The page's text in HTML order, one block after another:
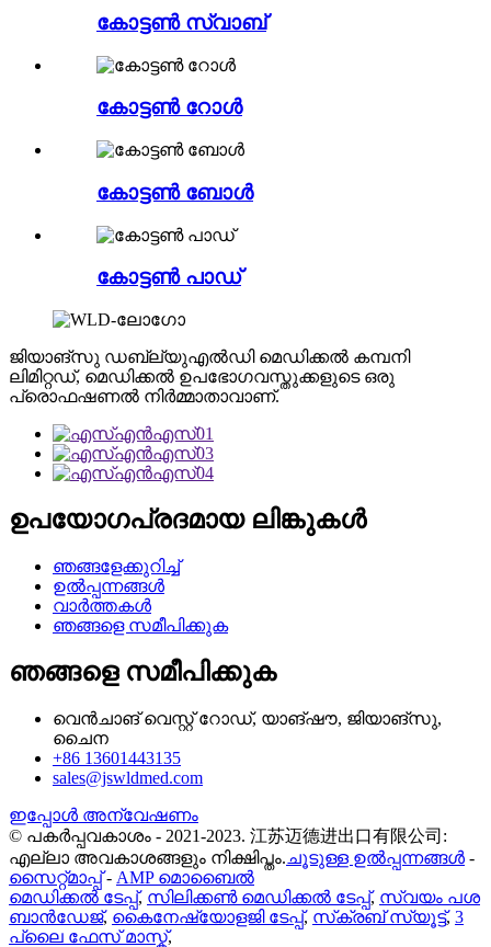
കോട്ടൺ സ്വാബ്
കോട്ടൺ റോൾ
കോട്ടൺ ബോൾ
കോട്ടൺ പാഡ്
ജിയാങ്‌സു ഡബ്ല്യുഎൽഡി മെഡിക്കൽ കമ്പനി
ലിമിറ്റഡ്, മെഡിക്കൽ ഉപഭോഗവസ്തുക്കളുടെ ഒരു
പ്രൊഫഷണൽ നിർമ്മാതാവാണ്.
ഉപയോഗപ്രദമായ ലിങ്കുകൾ
ഞങ്ങളേക്കുറിച്ച്
ഉൽപ്പന്നങ്ങൾ
വാർത്തകൾ
ഞങ്ങളെ സമീപിക്കുക
ഞങ്ങളെ സമീപിക്കുക
വെൻചാങ് വെസ്റ്റ് റോഡ്, യാങ്‌ഷൗ, ജിയാങ്‌സു,
ചൈന
+86 13601443135
sales@jswldmed.com
ഇപ്പോൾ അന്വേഷണം
© പകർപ്പവകാശം - 2021-2023. 江苏迈德进出口有限公司:
എല്ലാ അവകാശങ്ങളും നിക്ഷിപ്തം. ചൂടുള്ള ഉൽപ്പന്നങ്ങൾ -
സൈറ്റ്മാപ്പ്- AMP മൊബൈൽ
മെഡിക്കൽ ടേപ്പ്, സിലിക്കൺ മെഡിക്കൽ ടേപ്പ്, സ്വയം പശ
ബാൻഡേജ്, കൈനേഷ്യോളജി ടേപ്പ്, സ്‌ക്രബ് സ്യൂട്ട്, 3
പ്ലൈ ഫേസ് മാസ്ക്,